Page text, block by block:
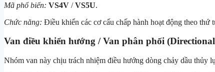
Mã phổ biến: VS4V /VS5U.
Chức năng: Điều khiển các cơ cấu chấp hành hoạt động theo thứ
Van điều khiển hướng / Van phân phối
Nhóm van này chịu trách nhiệm điều hướng dòng chảy dầu thủy